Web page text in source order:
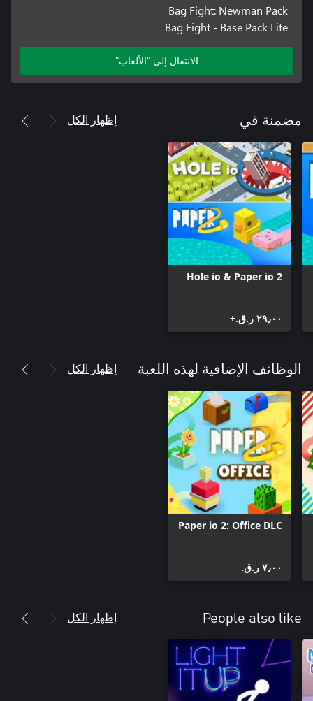
Bag Fight: Newman Pack
Bag Fight - Base Pack Lite
الانتقال إلى "الألعاب"
مضمنة في إظهار الكل
Hole io & Paper io 2
٢٩٫٠٠ ر.ق.‏+
الوظائف الإضافية لهذه اللعبة إظهار الكل
Paper io 2: Office DLC
٧٫٠٠ ر.ق.‏
People also like إظهار الكل